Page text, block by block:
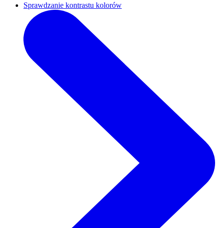
Sprawdzanie kontrastu kolorów